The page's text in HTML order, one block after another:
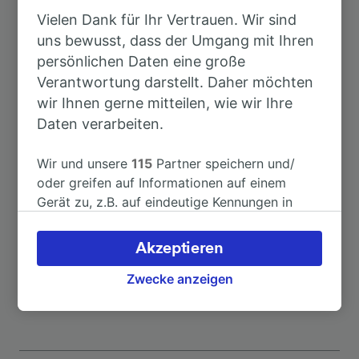
Dauer
Nach Riedlingen 8h 9min
Nach Rouen
Nach Hannover Flughafen 2h 25min
Nach Herford 2h 45min
Vielen Dank für Ihr Vertrauen. Wir sind
uns bewusst, dass der Umgang mit Ihren
persönlichen Daten eine große
Verantwortung darstellt. Daher möchten
wir Ihnen gerne mitteilen, wie wir Ihre
Daten verarbeiten.
Wir und unsere115 Partner speichern und/
oder greifen auf Informationen auf einem
Gerät zu, z.B. auf eindeutige Kennungen in
verarbeiten. Sie können Ihre Präferenzen
akzeptieren oder verwalten, einschließlich
Ihres Widerspruchsrechts bei berechtigtem
werden unseren Partnern signalisiert und
Zwecke anzeigen
Akzeptieren